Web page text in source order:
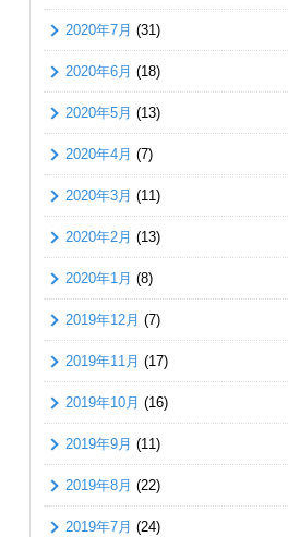
2020年7月 (31)
2020年6月 (18)
2020年5月 (13)
2020年4月 (7)
2020年3月 (11)
2020年2月 (13)
2020年1月 (8)
2019年12月 (7)
2019年11月 (17)
2019年10月 (16)
2019年9月 (11)
2019年8月 (22)
2019年7月 (24)